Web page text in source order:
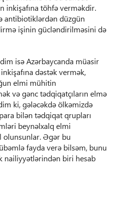
inkişafına töhfə verməkdir.
antibiotiklərdən düzgün
işinin gücləndirilməsini də
isə Azərbaycanda müasir
dəstək vermək,
elmi mühitin
və gənc tədqiqatçıların elmə
ki, gələcəkdə ölkəmizdə
bilən tədqiqat qrupları
beynəlxalq elmi
olunsunlar. Əgər bu
fayda verə bilsəm, bunu
nailiyyətlərindən biri hesab